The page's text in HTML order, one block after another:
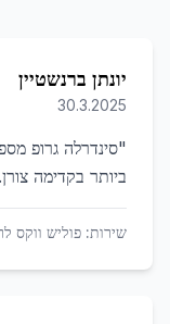
יונתן ברנשטיין
30.3.2025
"סינדרלה גרופ
ביותר בקדימה
שירות: פוליש ווקס